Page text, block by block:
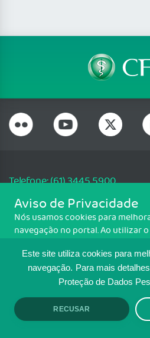
Este site utiliza cookies para
navegação. Para mais
Proteção de Dados
RECUSAR
Telefone: (61) 3445 5900
Email: cfm@portalmedico.org.br
SGAS 616, Conjunto D, Lote 115, L2 Sul,
CNPJ: 33.583.550/0001-30
MAPA DO SITE
TRANSPARÊNCIA E
CONTAS
Aviso de Privacidade
Nós usamos cookies para
navegação no portal. Ao utilizar
Para ter mais informações sobre
Política de cookies. Se você
ACEITO